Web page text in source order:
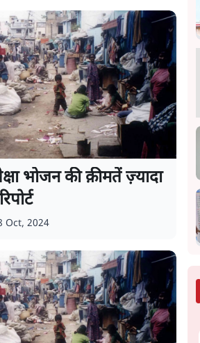
भोजन की क़ीमतें ज़्यादा
Oct, 2024